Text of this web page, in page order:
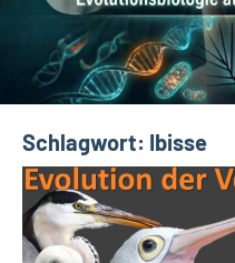
Schlagwort: Ibisse